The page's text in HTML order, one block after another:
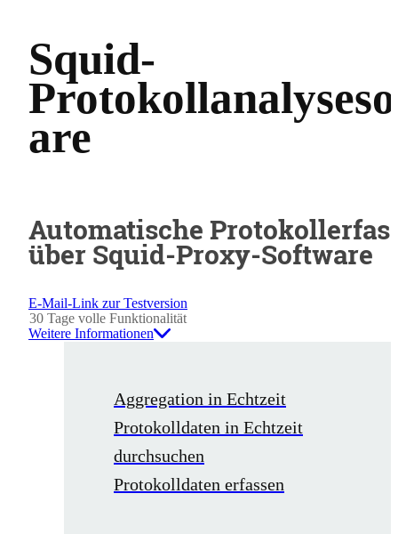
Squid-
are
Automatische
über Squid-Proxy-Software
E-Mail-Link zur Testversion
30 Tage volle Funktionalität
Weitere Informationen
Aggregation in Echtzeit
Protokolldaten in Echtzeit
durchsuchen
Protokolldaten erfassen